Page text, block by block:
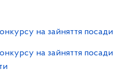
на зайняття
на зайняття посади